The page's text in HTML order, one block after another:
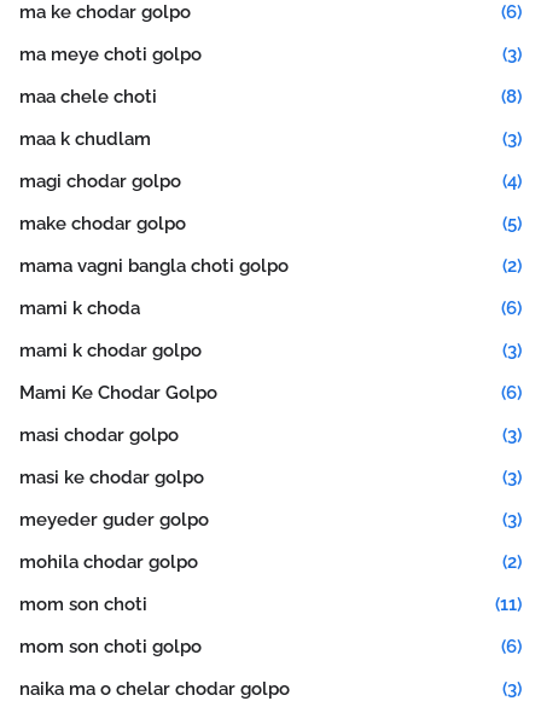
ma ke chodar golpo
(6)
ma meye choti golpo
(3)
maa chele choti
(8)
maa k chudlam
(3)
magi chodar golpo
(4)
make chodar golpo
(5)
mama vagni bangla choti golpo
(2)
mami k choda
(6)
mami k chodar golpo
(3)
Mami Ke Chodar Golpo
(6)
masi chodar golpo
(3)
masi ke chodar golpo
(3)
meyeder guder golpo
(3)
mohila chodar golpo
(2)
mom son choti
(11)
mom son choti golpo
(6)
naika ma o chelar chodar golpo
(3)